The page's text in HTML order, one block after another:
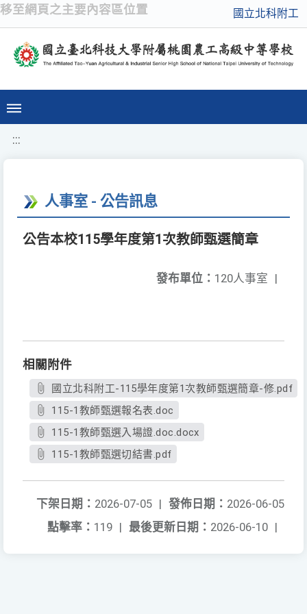
移至網頁之主要內容區位置 國立北科附工
:::
人事室 - 公告訊息
公告本校115學年度第1次教師甄選簡章
發布單位： 120人事室 |
相關附件
國立北科附工-115學年度第1次教師甄選簡章-修.pdf
115-1教師甄選報名表.doc
115-1教師甄選入場證.doc.docx
115-1教師甄選切結書.pdf
發佈日期： 2026-06-05
下架日期： 2026-07-05 |
最後更新日期： 2026-06-10 |
點擊率： 119 |